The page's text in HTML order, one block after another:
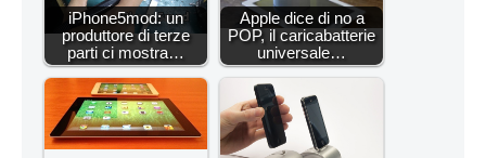
iPhone5mod: un
produttore di terze
parti ci mostra…
Apple dice di no a
POP, il caricabatterie
universale…